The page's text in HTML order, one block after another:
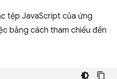
tệp JavaScript của ứng
bằng cách tham chiếu đến